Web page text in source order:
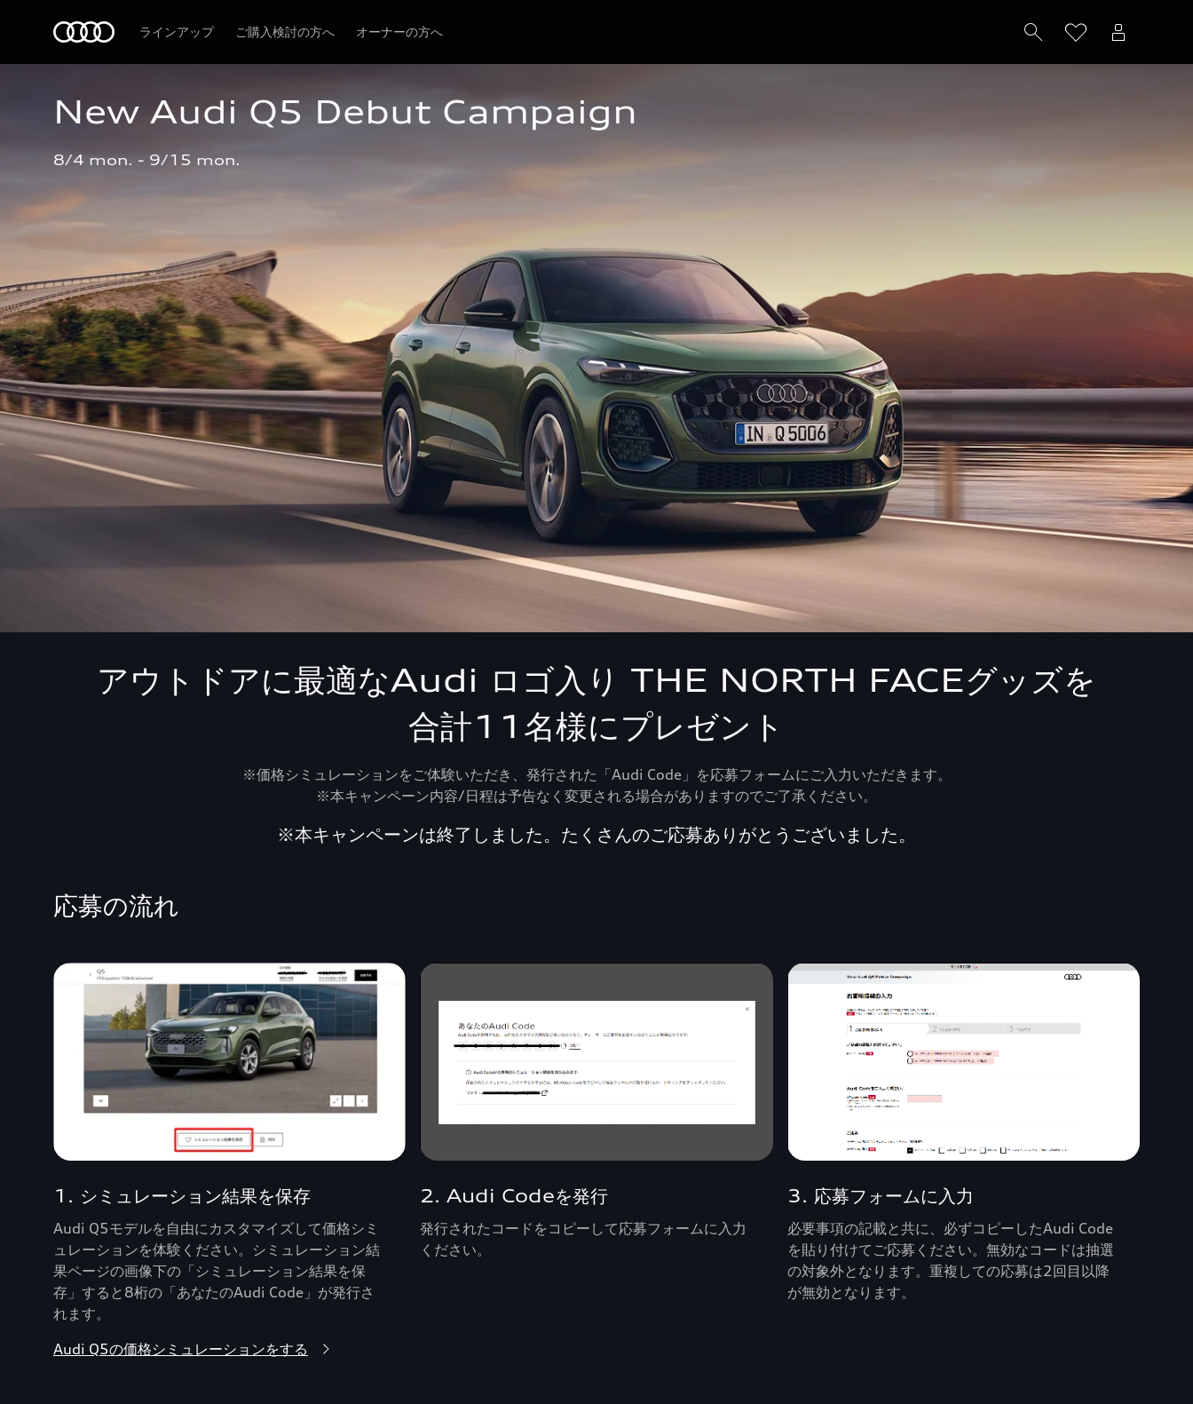
ラインアップ ご購入検討の方へ オーナーの方へ
New Audi Q5 Debut Campaign
8/4 mon. - 9/15 mon.
アウトドアに最適なAudi ロゴ入り THE NORTH FACEグッズを
合計11名様にプレゼント
※価格シミュレーションをご体験いただき、発行された「Audi Code」を応募フォームにご入力いただきます。
※本キャンペーン内容/日程は予告なく変更される場合がありますのでご了承ください。
※本キャンペーンは終了しました。たくさんのご応募ありがとうございました。
応募の流れ
1. シミュレーション結果を保存
Audi Q5モデルを自由にカスタマイズして価格シミ
ュレーションを体験ください。シミュレーション結
果ページの画像下の「シミュレーション結果を保
存」すると8桁の「あなたのAudi Code」が発行さ
れます。
Audi Q5の価格シミュレーションをする
2. Audi Codeを発行
発行されたコードをコピーして応募フォームに入力
ください。
3. 応募フォームに入力
必要事項の記載と共に、必ずコピーしたAudi Code
を貼り付けてご応募ください。無効なコードは抽選
の対象外となります。重複しての応募は2回目以降
が無効となります。